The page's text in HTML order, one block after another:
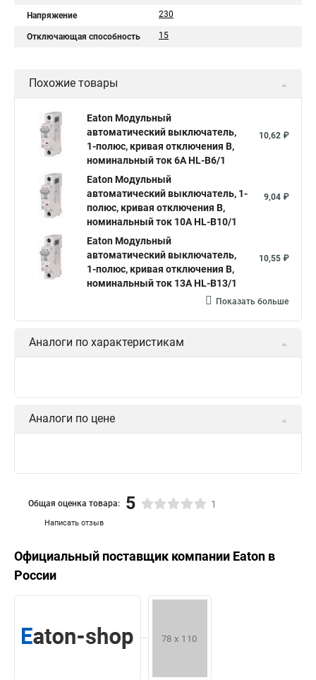
Напряжение 230
Отключающая способность 15
Похожие товары
Eaton Модульный
автоматический выключатель,
1-полюс, кривая отключения B,
номинальный ток 6А HL-B6/1
10,62 ₽
Eaton Модульный
автоматический выключатель, 1-
полюс, кривая отключения B,
номинальный ток 10А HL-B10/1
9,04 ₽
Eaton Модульный
автоматический выключатель,
1-полюс, кривая отключения B,
номинальный ток 13А HL-B13/1
10,55 ₽
Показать больше
Аналоги по характеристикам
Аналоги по цене
Написать отзыв
Общая оценка товара: 5 1
Официальный поставщик компании Eaton в
России